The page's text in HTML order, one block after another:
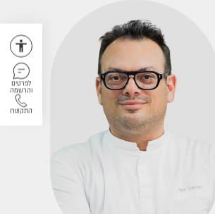
לפרטים
והרשמה
התקשרו